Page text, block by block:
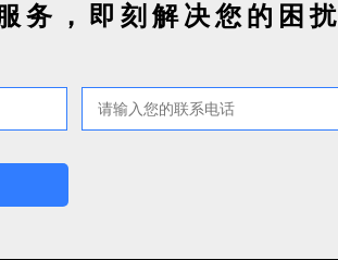
务，即刻解决您的困扰